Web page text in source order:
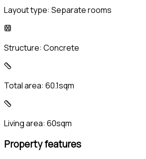
Layout type: Separate rooms
Structure: Concrete
Total area: 60.1sqm
Living area: 60sqm
Property features